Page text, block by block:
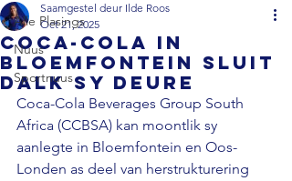
Alle Plasings
Nuus
Sportnuus
Coca-Cola in
Bloemfontein sluit
dalk sy deure
Saamgestel deur Ilde Roos
Oct 21, 2025
Coca-Cola Beverages Group South
Africa (CCBSA) kan moontlik sy
aanlegte in Bloemfontein en Oos-
Londen as deel van herstrukturering